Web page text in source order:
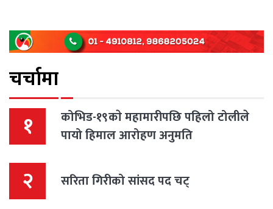
चर्चामा
१
कोभिड-१९काे महामारीपछि पहिलो टोलीले
पायो हिमाल आरोहण अनुमति
२ सरिता गिरीको सांसद पद चट्